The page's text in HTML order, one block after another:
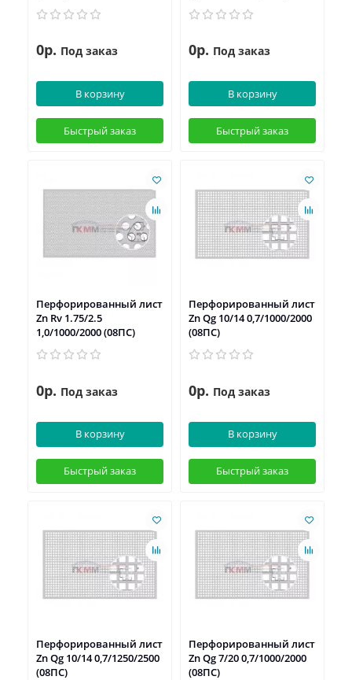
0р. Под заказ
В корзину
Быстрый заказ
0р. Под заказ
В корзину
Быстрый заказ
Перфорированный лист
Zn Rv 1.75/2.5
1,0/1000/2000 (08ПС)
0р. Под заказ
В корзину
Быстрый заказ
Перфорированный лист
Zn Qg 10/14 0,7/1000/2000
(08ПС)
0р. Под заказ
В корзину
Быстрый заказ
Перфорированный лист
Zn Qg 10/14 0,7/1250/2500
(08ПС)
Перфорированный лист
Zn Qg 7/20 0,7/1000/2000
(08ПС)